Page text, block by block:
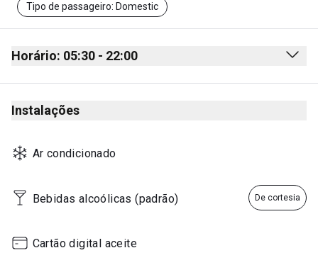
Tipo de passageiro: Domestic
Horário: 05:30 - 22:00
Monday 05:30 - 22:00
Tuesday
Thursday
Friday 05:30 - 22:00
Sunday
Instalações
Ar condicionado
Bebidas alcoólicas (padrão) De cortesia
Cartão digital aceite